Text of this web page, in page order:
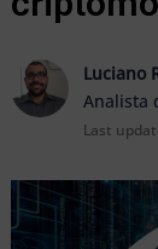
Luciano
Analista
Last